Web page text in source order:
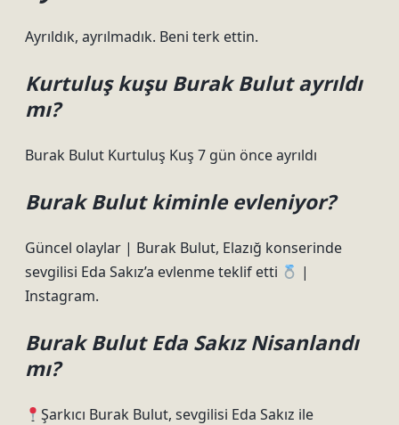
Ayrıldık, ayrılmadık. Beni terk ettin.
Kurtuluş kuşu Burak Bulut ayrıldı
mı?
Burak Bulut Kurtuluş Kuş 7 gün önce ayrıldı
Burak Bulut kiminle evleniyor?
Güncel olaylar | Burak Bulut, Elazığ konserinde
sevgilisi Eda Sakız’a evlenme teklif etti
|
Instagram.
Burak Bulut Eda Sakız Nisanlandı
mı?
Şarkıcı Burak Bulut, sevgilisi Eda Sakız ile